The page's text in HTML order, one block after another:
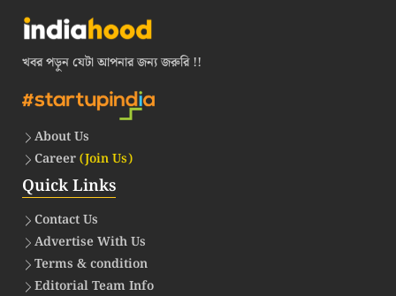
খবর পড়ুন যেটা আপনার জন্য জরুরি !!
About Us
Career(Join Us)
Quick Links
Contact Us
Advertise With Us
Terms & condition
Editorial Team Info